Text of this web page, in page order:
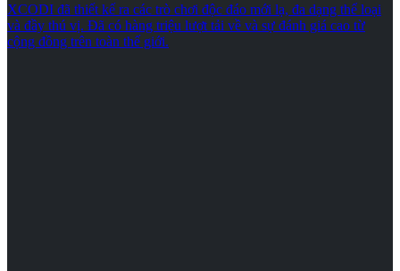
XCODI đã thiết kế ra các trò chơi độc đáo mới lạ, đa dạng thể loại
và đầy thú vị. Đã có hàng triệu lượt tải về và sự đánh giá cao từ
cộng đồng trên toàn thế giới.